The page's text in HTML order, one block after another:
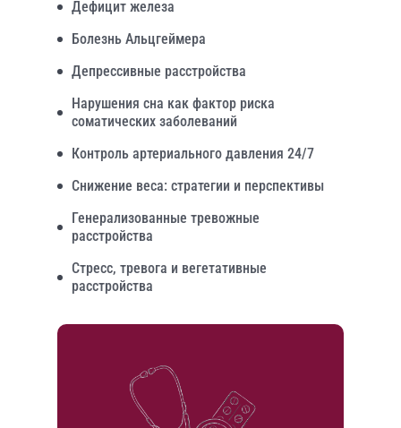
Дефицит железа
Болезнь Альцгеймера
Депрессивные расстройства
Нарушения сна как фактор риска
соматических заболеваний
Контроль артериального давления 24/7
Снижение веса: стратегии и перспективы
Генерализованные тревожные
расстройства
Стресс, тревога и вегетативные
расстройства